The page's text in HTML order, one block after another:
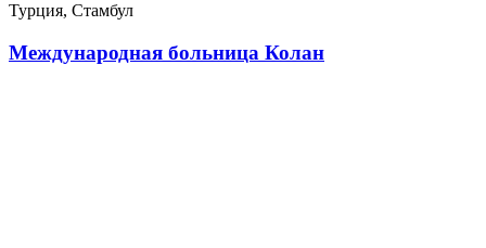
Турция, Стамбул
Международная больница Колан